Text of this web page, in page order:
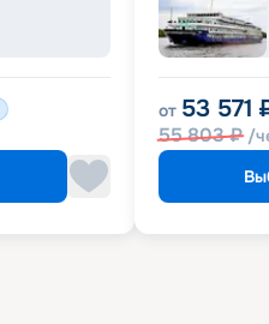
от 53 571
55 803₽ /